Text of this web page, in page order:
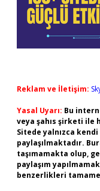
Reklam ve İletişim:
Yasal Uyarı: Bu
veya şahıs şirketi ile
Sitede yalnızca kendi
paylaşılmaktadır.
taşımamakta olup,
paylaşım
benzerlikleri